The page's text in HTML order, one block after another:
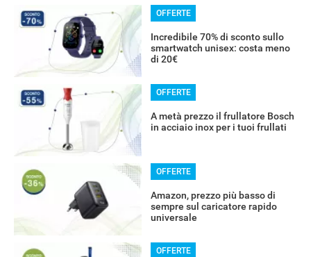
OFFERTE
Incredibile 70% di sconto sullo
smartwatch unisex: costa meno
di 20€
OFFERTE
A metà prezzo il frullatore Bosch
in acciaio inox per i tuoi frullati
OFFERTE
Amazon, prezzo più basso di
sempre sul caricatore rapido
universale
OFFERTE